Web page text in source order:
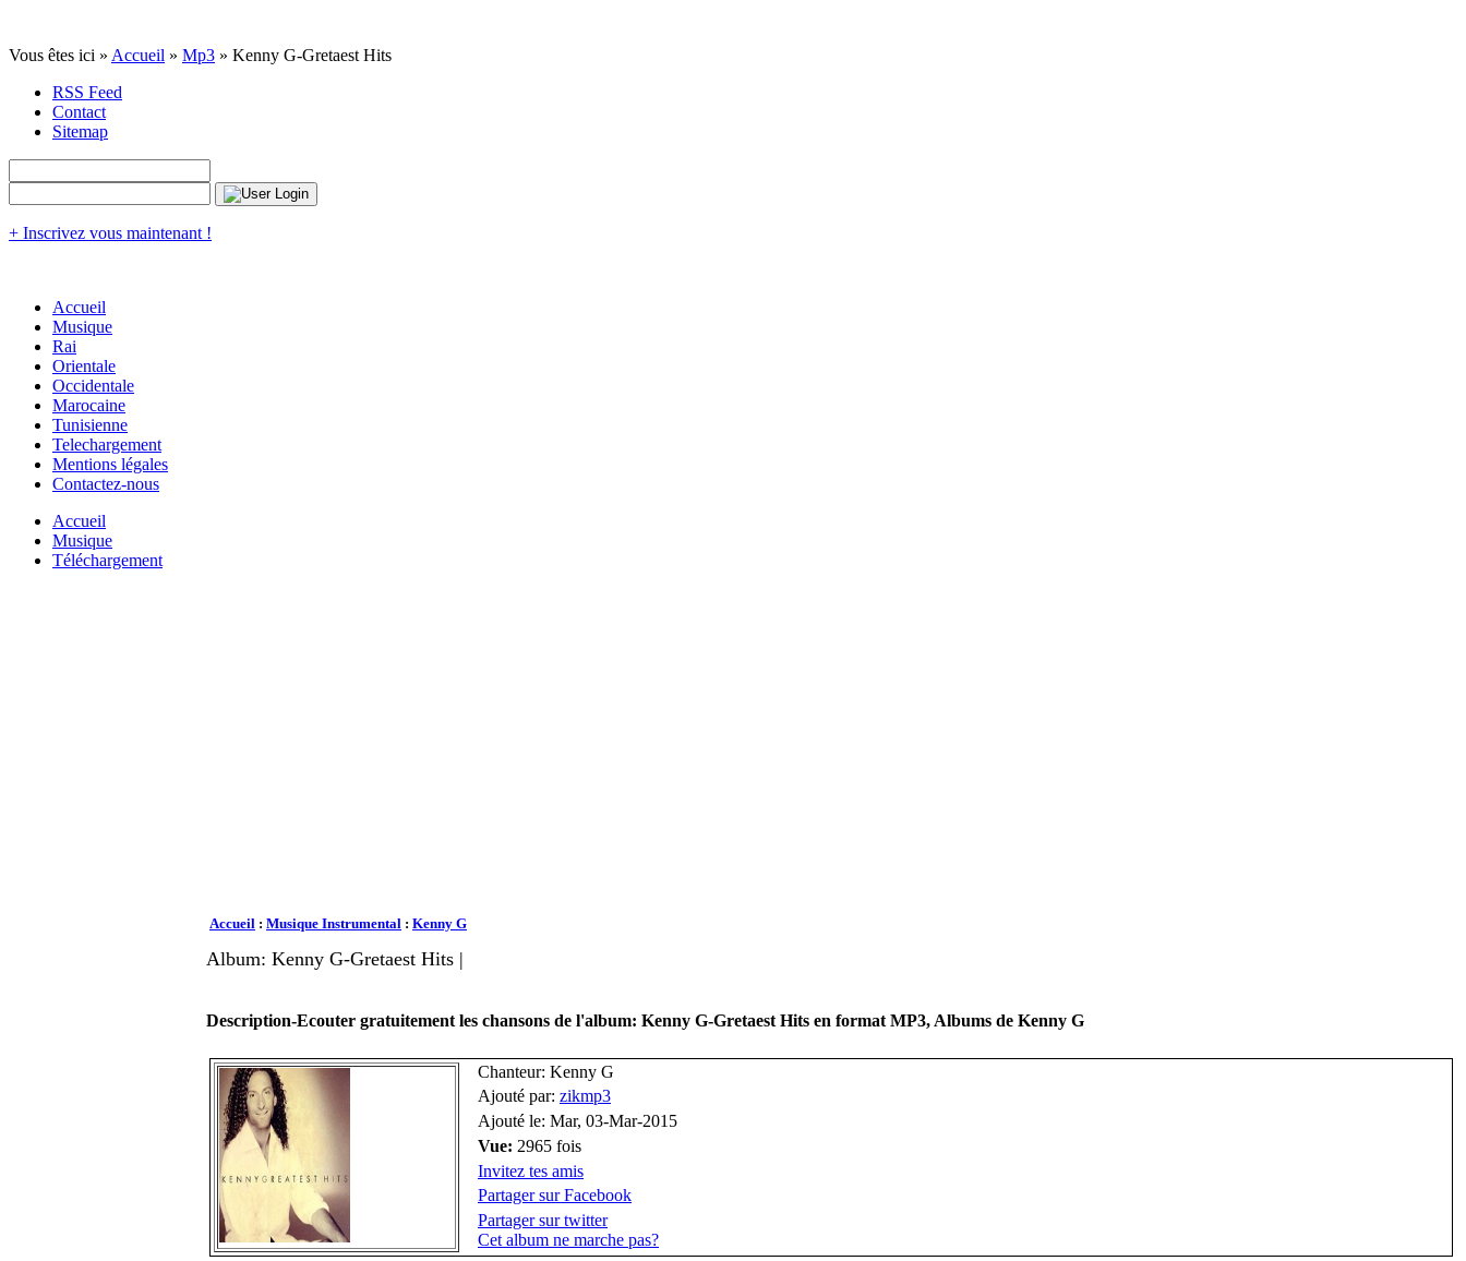
Vous êtes ici » Accueil » Mp3 » Kenny G-Gretaest Hits
RSS Feed
Contact
Sitemap
+ Inscrivez vous maintenant !
Accueil
Musique
Rai
Orientale
Occidentale
Marocaine
Tunisienne
Telechargement
Mentions légales
Contactez-nous
Accueil
Musique
Téléchargement
Accueil : Musique Instrumental : Kenny G
Album: Kenny G-Gretaest Hits |
Description-Ecouter gratuitement les chansons de l'album: Kenny G-Gretaest Hits en format MP3, Albums de Kenny G
Chanteur: Kenny G
Ajouté par: zikmp3
Ajouté le: Mar, 03-Mar-2015
Vue: 2965 fois
Invitez tes amis
Partager sur Facebook
Partager sur twitter
Cet album ne marche pas?